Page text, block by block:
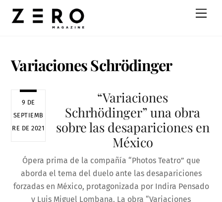
Variaciones Schrödinger
9 DE
SEPTIEMB
RE DE 2021
“Variaciones
Schrhödinger” una obra
sobre las desapariciones en
México
Ópera prima de la compañía “Photos Teatro” que
aborda el tema del duelo ante las desapariciones
forzadas en México, protagonizada por Indira Pensado
y Luis Miguel Lombana. La obra “Variaciones